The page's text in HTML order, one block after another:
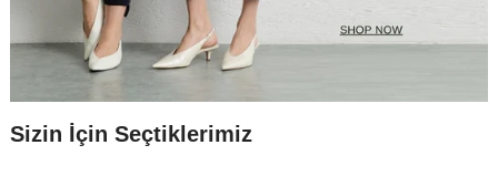
Sizin İçin Seçtiklerimiz